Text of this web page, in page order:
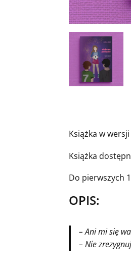
Książka w
Książka
Do pierwszych
OPIS:
– Ani mi się
– Nie